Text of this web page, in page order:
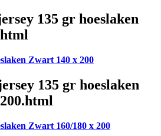
135 gr hoeslaken
Zwart 140 x 200
135 gr hoeslaken
Zwart 160/180 x 200